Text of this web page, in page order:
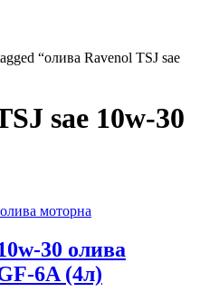
“олива Ravenol TSJ sae
sae 10w-30
30 олива
6A (4л)